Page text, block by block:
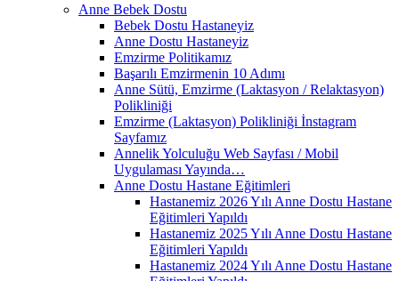
Anne Bebek Dostu
Bebek Dostu Hastaneyiz
Anne Dostu Hastaneyiz
Emzirme Politikamız
Başarılı Emzirmenin 10 Adımı
Anne Sütü, Emzirme (Laktasyon / Relaktasyon)
Polikliniği
Emzirme (Laktasyon) Polikliniği İnstagram
Sayfamız
Annelik Yolculuğu Web Sayfası / Mobil
Uygulaması Yayında…
Anne Dostu Hastane Eğitimleri
Hastanemiz 2026 Yılı Anne Dostu Hastane
Eğitimleri Yapıldı
Hastanemiz 2025 Yılı Anne Dostu Hastane
Eğitimleri Yapıldı
Hastanemiz 2024 Yılı Anne Dostu Hastane